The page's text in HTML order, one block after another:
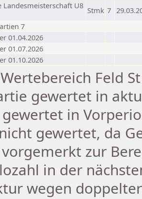
Landesmeisterschaft U8 Stmk 7
7
01.04.2026
01.07.2026
01.10.2026
Wertebereich Feld
gewertet in
gewertet in
gewertet, da
vorgemerkt zur
in der
wegen